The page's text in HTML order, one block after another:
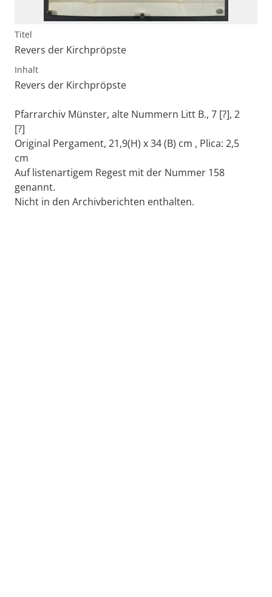
Titel
Revers der Kirchpröpste
Inhalt
Revers der Kirchpröpste
Pfarrarchiv Münster, alte Nummern Litt B., 7 [?], 2
[?]
Original Pergament, 21,9(H) x 34 (B) cm , Plica: 2,5
cm
Auf listenartigem Regest mit der Nummer 158
genannt.
Nicht in den Archivberichten enthalten.